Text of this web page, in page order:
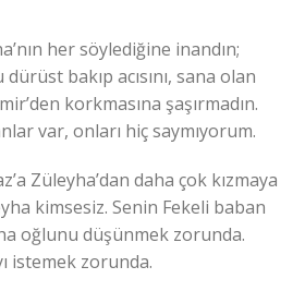
her söylediğine inandın;
bakıp acısını, sana olan
korkmasına şaşırmadın.
var, onları hiç saymıyorum.
Züleyha’dan daha çok kızmaya
kimsesiz. Senin Fekeli baban
oğlunu düşünmek zorunda.
istemek zorunda.